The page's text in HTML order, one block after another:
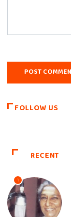
FOLLOW US
RECENT
1